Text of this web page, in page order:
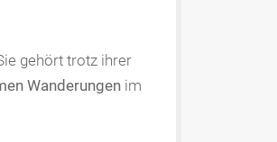
gehört trotz ihrer
Wanderungen im